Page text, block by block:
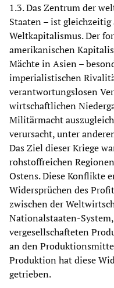
1.3. Das Zentrum der
Staaten – ist gleichzeitig
Weltkapitalismus. Der
amerikanischen
Mächte in Asien –
imperialistischen
verantwortungslosen
wirtschaftlichen
Militärmacht
verursacht, unter
Das Ziel dieser Kriege
rohstoffreichen
Ostens. Diese Konflikte
Widersprüchen des
zwischen der
Nationalstaaten-
vergesellschafteten
an den
Produktion hat diese
getrieben.